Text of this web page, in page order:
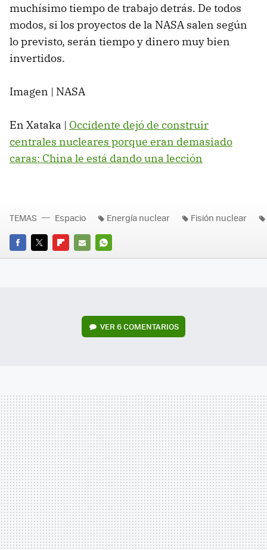
muchísimo tiempo de trabajo detrás. De todos
modos, si los proyectos de la NASA salen según
lo previsto, serán tiempo y dinero muy bien
invertidos.
Imagen | NASA
En Xataka | Occidente dejó de construir
centrales nucleares porque eran demasiado
caras: China le está dando una lección
FACEBOOK
TWITTERFLIPBOARD
E-
WHATSAPP
TEMAS Espacio Energía nuclear Fisión nuclear
VER6 COMENTARIOS